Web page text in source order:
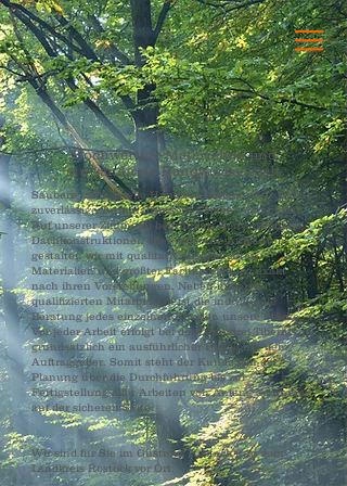
Hochwertige Materialien und
einwandfreie Handwerksarbeit
Saubere traditionelle Handwerksarbeit und absolut
zuverlässige Terminabsprachen haben den guten
Ruf unserer Zimmerei begründet. Konventionelle
Dachkonstruktionen oder moderne Aufbauten
gestalten wir mit qualitativ ausgesuchten
Materialien und größter Fachkompetenz exakt
nach ihren Vorstellungen. Neben unseren
qualifizierten Mitarbeitern ist die individuelle
Beratung jedes einzelnen Kunden unsere Stärke.
Vor jeder Arbeit erfolgt bei der Zimmerei Tiberius
grundsätzlich ein ausführlicher Dialog mit dem
Auftraggeber. Somit steht der Kunde von der
Planung über die Durchführung bis zur
Fertigstellung aller Arbeiten von Anfang an immer
auf der sicheren Seite.
Wir sind für Sie im Güstrow, Rostock und dem
Landkreis Rostock vor Ort.